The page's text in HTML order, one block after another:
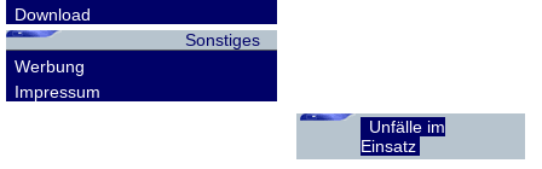
Download
Sonstiges
Werbung
Impressum
Unfälle im
Einsatz